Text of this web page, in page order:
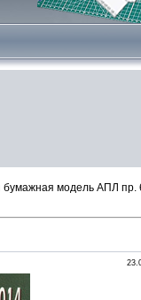
бумажная модель АПЛ пр.